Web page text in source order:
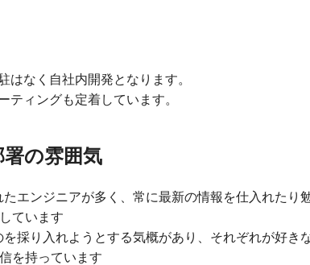
はなく自社内開発となります。
ティングも定着しています。
の雰囲気
たエンジニアが多く、常に最新の情報を仕入れたり
ています
採り入れようとする気概があり、それぞれが好き
を持っています